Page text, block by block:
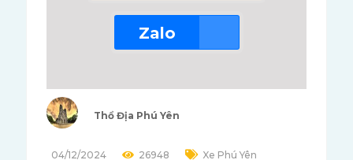
Zalo
Thổ Địa Phú Yên
04/12/2024 26948 Xe Phú Yên